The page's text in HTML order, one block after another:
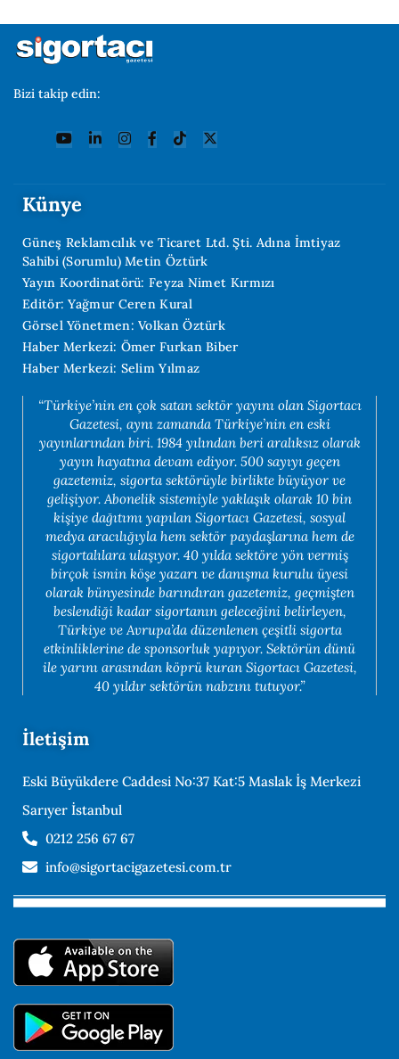
Bizi takip edin:
Künye
Güneş Reklamcılık ve Ticaret Ltd. Şti. Adına İmtiyaz
Sahibi (Sorumlu) Metin Öztürk
Yayın Koordinatörü: Feyza Nimet Kırmızı
Editör: Yağmur Ceren Kural
Görsel Yönetmen: Volkan Öztürk
Haber Merkezi: Ömer Furkan Biber
Haber Merkezi: Selim Yılmaz
“Türkiye’nin en çok satan sektör yayını olan Sigortacı
Gazetesi, aynı zamanda Türkiye’nin en eski
yayınlarından biri. 1984 yılından beri aralıksız olarak
yayın hayatına devam ediyor. 500 sayıyı geçen
gazetemiz, sigorta sektörüyle birlikte büyüyor ve
gelişiyor. Abonelik sistemiyle yaklaşık olarak 10 bin
kişiye dağıtımı yapılan Sigortacı Gazetesi, sosyal
medya aracılığıyla hem sektör paydaşlarına hem de
sigortalılara ulaşıyor. 40 yılda sektöre yön vermiş
birçok ismin köşe yazarı ve danışma kurulu üyesi
olarak bünyesinde barındıran gazetemiz, geçmişten
beslendiği kadar sigortanın geleceğini belirleyen,
Türkiye ve Avrupa’da düzenlenen çeşitli sigorta
etkinliklerine de sponsorluk yapıyor. Sektörün dünü
ile yarını arasından köprü kuran Sigortacı Gazetesi,
40 yıldır sektörün nabzını tutuyor.”
İletişim
Eski Büyükdere Caddesi No:37 Kat:5 Maslak İş Merkezi
Sarıyer İstanbul
0212 256 67 67
info@sigortacigazetesi.com.tr